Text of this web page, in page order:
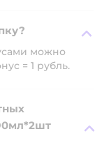
можно
= 1 рубль.